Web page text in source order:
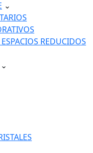
⌄
REDUCIDOS
⌄